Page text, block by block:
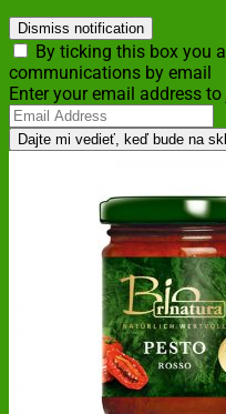
Dismiss notification
By ticking this box you
communications by email
Enter your email address
Dajte mi vedieť, keď bude na